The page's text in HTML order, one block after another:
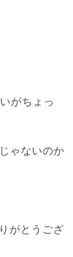
がちょっ
ゃないのか
がとうござ